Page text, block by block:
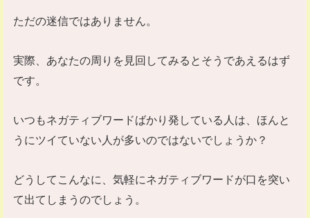
ただの迷信ではありません。
実際、あなたの周りを見回してみるとそうであえるはず
です。
いつもネガティブワードばかり発している人は、ほんと
うにツイていない人が多いのではないでしょうか？
どうしてこんなに、気軽にネガティブワードが口を突い
て出てしまうのでしょう。